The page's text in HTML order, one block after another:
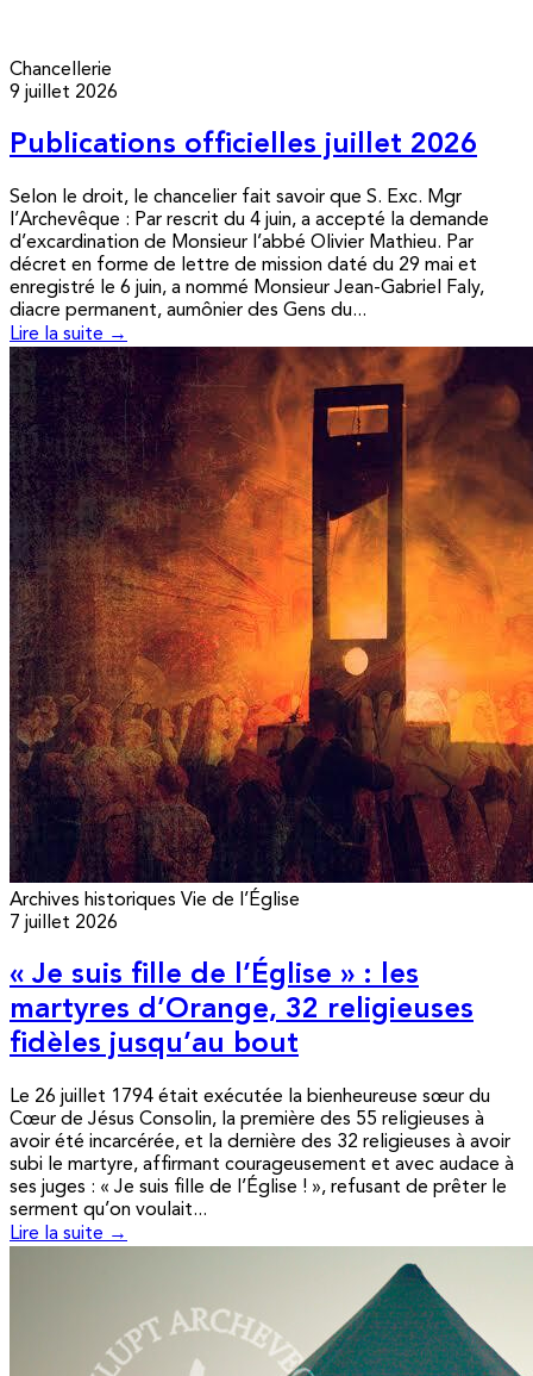
Chancellerie
9 juillet 2026
Publications officielles juillet 2026
Selon le droit, le chancelier fait savoir que S. Exc. Mgr
l’Archevêque : Par rescrit du 4 juin, a accepté la demande
d’excardination de Monsieur l’abbé Olivier Mathieu. Par
décret en forme de lettre de mission daté du 29 mai et
enregistré le 6 juin, a nommé Monsieur Jean-Gabriel Faly,
diacre permanent, aumônier des Gens du...
Lire la suite →
Archives historiques Vie de l’Église
7 juillet 2026
« Je suis fille de l’Église » : les
martyres d’Orange, 32 religieuses
fidèles jusqu’au bout
Le 26 juillet 1794 était exécutée la bienheureuse sœur du
Cœur de Jésus Consolin, la première des 55 religieuses à
avoir été incarcérée, et la dernière des 32 religieuses à avoir
subi le martyre, affirmant courageusement et avec audace à
ses juges : « Je suis fille de l’Église ! », refusant de prêter le
serment qu’on voulait...
Lire la suite →